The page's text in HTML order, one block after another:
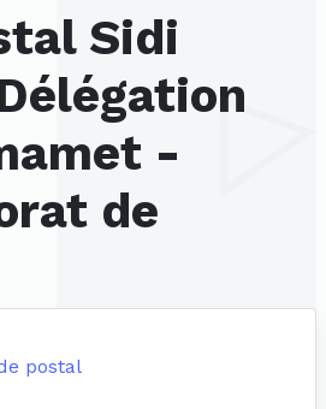
Sidi
-
de
postal